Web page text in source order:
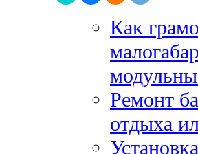
Как
Ремонт
отдыха